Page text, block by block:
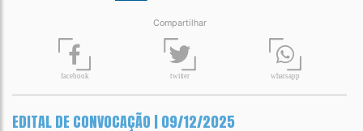
Compartilhar
facebook twitter whatsapp
EDITAL DE CONVOCAÇÃO | 09/12/2025